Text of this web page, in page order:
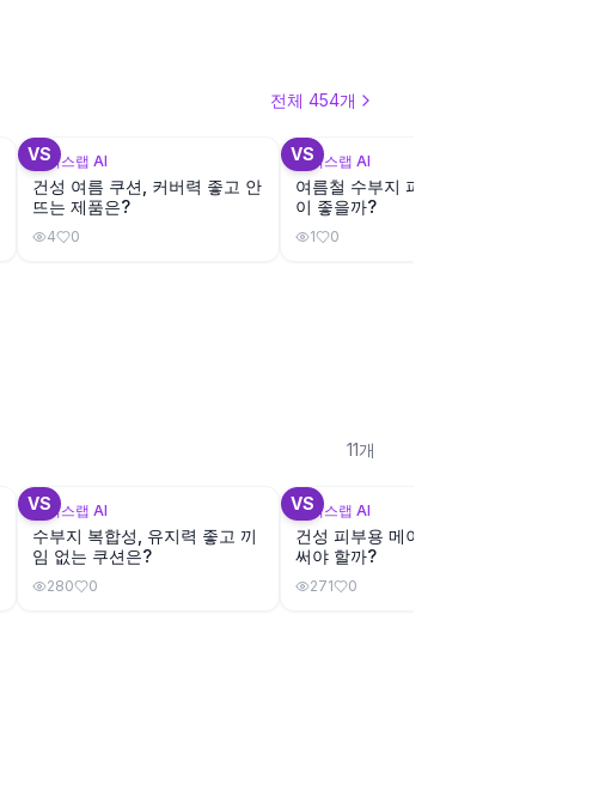
전체 454개
VS
뷰틱스랩 AI
건성 여름 쿠션, 커버력 좋고 안
뜨는 제품은?
4 0
VS
뷰틱스랩 AI
여름철 수부지 피부, 어떤 쿠션
이 좋을까?
1 0
11개
VS
뷰틱스랩 AI
수부지 복합성, 유지력 좋고 끼
임 없는 쿠션은?
280 0
VS
뷰틱스랩 AI
건성 피부용 메이크업 픽서, 뭘
써야 할까?
271 0